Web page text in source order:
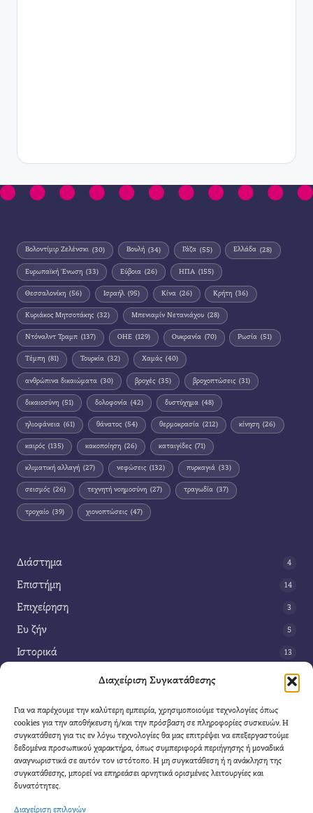
Διαχείριση Συγκατάθεσης
Για να παρέχουμε την καλύτερη εμπειρία, χρησιμοποιούμε τεχνολογίες όπως
cookies για την αποθήκευση ή/και την πρόσβαση σε πληροφορίες συσκευών. Η
συγκατάθεση για τις εν λόγω τεχνολογίες θα μας επιτρέψει να επεξεργαστούμε
δεδομένα προσωπικού χαρακτήρα, όπως συμπεριφορά περιήγησης ή μοναδικά
αναγνωριστικά σε αυτόν τον ιστότοπο. Η μη συγκατάθεση ή η ανάκληση της
συγκατάθεσης, μπορεί να επηρεάσει αρνητικά ορισμένες λειτουργίες και
δυνατότητες.
Διαχείριση επιλογών
Βολοντίμιρ Ζελένσκι (30) Βουλή (34) Γάζα (55) Ελλάδα (28)
Ευρωπαϊκή Ένωση (33) Εύβοια (26) ΗΠΑ (155)
Θεσσαλονίκη (56) Ισραήλ (95) Κίνα (26) Κρήτη (36)
Κυριάκος Μητσοτάκης (32) Μπενιαμίν Νετανιάχου (28)
Ντόναλντ Τραμπ (137) ΟΗΕ (129) Ουκρανία (70) Ρωσία (51)
Τέμπη (81) Τουρκία (32) Χαμάς (40)
ανθρώπινα δικαιώματα (30) βροχές (35) βροχοπτώσεις (31)
δικαιοσύνη (51) δολοφονία (42) δυστύχημα (48)
ηλιοφάνεια (61) θάνατος (54) θερμοκρασία (212) κίνηση (26)
καιρός (135) κακοποίηση (26) καταιγίδες (71)
κλιματική αλλαγή (27) νεφώσεις (132) πυρκαγιά (33)
σεισμός (26) τεχνητή νοημοσύνη (27) τραγωδία (37)
τροχαίο (39) χιονοπτώσεις (47)
Διάστημα 4
Επιστήμη 14
Επιχείρηση 3
Ευ ζήν 5
Ιστορικά 13
42
Τέχνη 3
Τεχνολογία
Υγεία
Φαντασία